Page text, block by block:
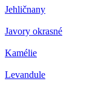
Jehličnany
Javory okrasné
Kamélie
Levandule